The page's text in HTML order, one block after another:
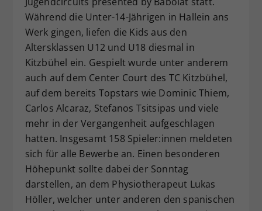
Während die Unter-14-Jährigen in Hallein ans
Werk gingen, liefen die Kids aus den
Altersklassen U12 und U18 diesmal in
Kitzbühel ein. Gespielt wurde unter anderem
auch auf dem Center Court des TC Kitzbühel,
auf dem bereits Topstars wie Dominic Thiem,
Carlos Alcaraz, Stefanos Tsitsipas und viele
mehr in der Vergangenheit aufgeschlagen
hatten. Insgesamt 158 Spieler:innen meldeten
sich für alle Bewerbe an. Einen besonderen
Höhepunkt sollte dabei der Sonntag
darstellen, an dem Physiotherapeut Lukas
Höller, welcher unter anderen den spanischen
Zweck
Dieser Wert speichert Ihre Consent-
Einstellungen. Unter anderem eine
zufällig generierte ID, für die
historische Speicherung Ihrer
vorgenommen Einstellungen, falls der
Webseiten-Betreiber dies eingestellt
hat.